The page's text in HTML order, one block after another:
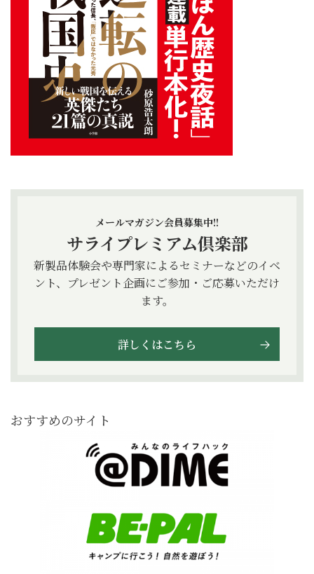
メールマガジン会員募集中!!
サライプレミアム倶楽部
新製品体験会や専門家によるセミナーなどのイベ
ント、プレゼント企画にご参加・ご応募いただけ
ます。
詳しくはこちら
おすすめのサイト